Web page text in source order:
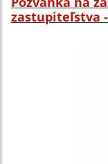
zastupiteľstva -